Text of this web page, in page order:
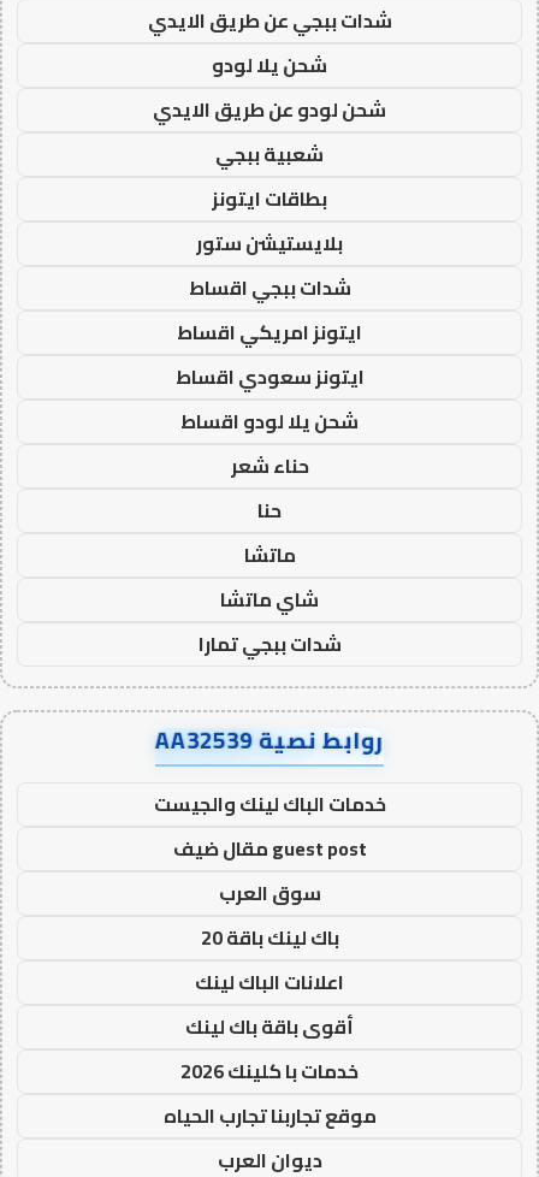
شدات ببجي عن طريق الايدي
شحن يلا لودو
شحن لودو عن طريق الايدي
شعبية ببجي
بطاقات ايتونز
بلايستيشن ستور
شدات ببجي اقساط
ايتونز امريكي اقساط
ايتونز سعودي اقساط
شحن يلا لودو اقساط
حناء شعر
حنا
ماتشا
شاي ماتشا
شدات ببجي تمارا
روابط نصية AA32539
خدمات الباك لينك والجيست
guest post مقال ضيف
سوق العرب
باك لينك باقة 20
اعلانات الباك لينك
أقوى باقة باك لينك
خدمات با كلينك 2026
موقع تجاربنا تجارب الحياه
ديوان العرب